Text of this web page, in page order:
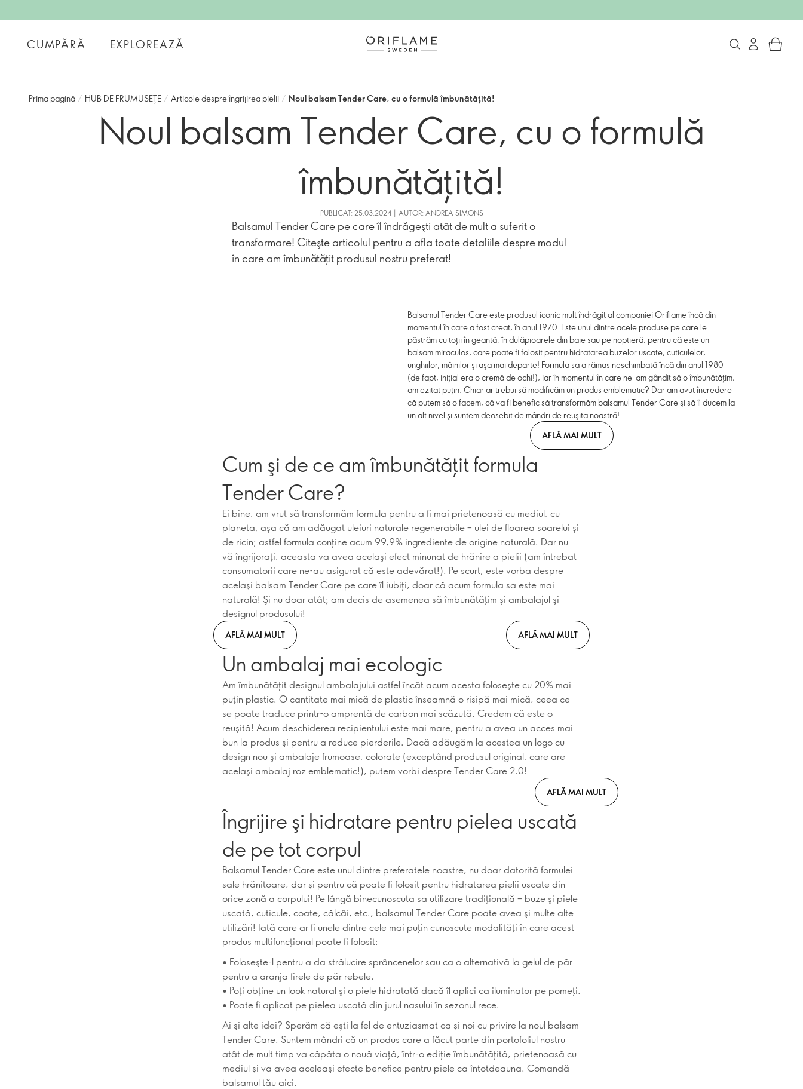
CUMPĂRĂ EXPLOREAZĂ
Prima pagină / HUB DE FRUMUSEȚE / Articole despre îngrijirea pielii / Noul balsam Tender Care, cu o formulă îmbunătăţită!
Noul balsam Tender Care, cu o formulă
îmbunătăţită!
PUBLICAT: 25.03.2024 | AUTOR: ANDREA SIMONS
Balsamul Tender Care pe care îl îndrăgeşti atât de mult a suferit o
transformare! Citeşte articolul pentru a afla toate detaliile despre modul
în care am îmbunătăţit produsul nostru preferat!
Balsamul Tender Care este produsul iconic mult îndrăgit al companiei Oriflame încă din
momentul în care a fost creat, în anul 1970. Este unul dintre acele produse pe care le
păstrăm cu toţii în geantă, în dulăpioarele din baie sau pe noptieră, pentru că este un
balsam miraculos, care poate fi folosit pentru hidratarea buzelor uscate, cuticulelor,
unghiilor, mâinilor şi aşa mai departe! Formula sa a rămas neschimbată încă din anul 1980
(de fapt, iniţial era o cremă de ochi!), iar în momentul în care ne-am gândit să o îmbunătăţim,
am ezitat puţin. Chiar ar trebui să modificăm un produs emblematic? Dar am avut încredere
că putem să o facem, că va fi benefic să transformăm balsamul Tender Care şi să îl ducem la
un alt nivel şi suntem deosebit de mândri de reuşita noastră!
AFLĂ MAI MULT
Cum şi de ce am îmbunătăţit formula
Tender Care?
Ei bine, am vrut să transformăm formula pentru a fi mai prietenoasă cu mediul, cu
planeta, aşa că am adăugat uleiuri naturale regenerabile – ulei de floarea soarelui şi
de ricin; astfel formula conţine acum 99,9% ingrediente de origine naturală. Dar nu
vă îngrijoraţi, aceasta va avea acelaşi efect minunat de hrănire a pielii (am întrebat
consumatorii care ne-au asigurat că este adevărat!). Pe scurt, este vorba despre
acelaşi balsam Tender Care pe care îl iubiţi, doar că acum formula sa este mai
naturală! Şi nu doar atât; am decis de asemenea să îmbunătăţim şi ambalajul şi
designul produsului!
AFLĂ MAI MULT AFLĂ MAI MULT
Un ambalaj mai ecologic
Am îmbunătăţit designul ambalajului astfel încât acum acesta foloseşte cu 20% mai
puţin plastic. O cantitate mai mică de plastic înseamnă o risipă mai mică, ceea ce
se poate traduce printr-o amprentă de carbon mai scăzută. Credem că este o
reuşită! Acum deschiderea recipientului este mai mare, pentru a avea un acces mai
bun la produs şi pentru a reduce pierderile. Dacă adăugăm la acestea un logo cu
design nou şi ambalaje frumoase, colorate (exceptând produsul original, care are
acelaşi ambalaj roz emblematic!), putem vorbi despre Tender Care 2.0!
AFLĂ MAI MULT
Îngrijire şi hidratare pentru pielea uscată
de pe tot corpul
Balsamul Tender Care este unul dintre preferatele noastre, nu doar datorită formulei
sale hrănitoare, dar şi pentru că poate fi folosit pentru hidratarea pielii uscate din
orice zonă a corpului! Pe lângă binecunoscuta sa utilizare tradiţională – buze şi piele
uscată, cuticule, coate, călcâi, etc., balsamul Tender Care poate avea şi multe alte
utilizări! Iată care ar fi unele dintre cele mai puţin cunoscute modalităţi în care acest
produs multifuncţional poate fi folosit:
• Foloseşte-l pentru a da strălucire sprâncenelor sau ca o alternativă la gelul de păr
pentru a aranja firele de păr rebele.
• Poţi obţine un look natural şi o piele hidratată dacă îl aplici ca iluminator pe pomeţi.
• Poate fi aplicat pe pielea uscată din jurul nasului în sezonul rece.
Ai şi alte idei? Sperăm că ești la fel de entuziasmat ca şi noi cu privire la noul balsam
Tender Care. Suntem mândri că un produs care a făcut parte din portofoliul nostru
atât de mult timp va căpăta o nouă viaţă, într-o ediţie îmbunătăţită, prietenoasă cu
mediul şi va avea aceleaşi efecte benefice pentru piele ca întotdeauna. Comandă
balsamul tău aici.